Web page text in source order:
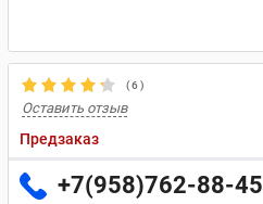
(6)
Оставить отзыв
Предзаказ
+7(958)762-88-45